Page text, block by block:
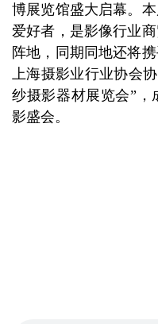
博展览馆盛大启幕。
爱好者，是影像行业
阵地，同期同地还将
上海摄影业行业协会
纱摄影器材展览会”
影盛会。